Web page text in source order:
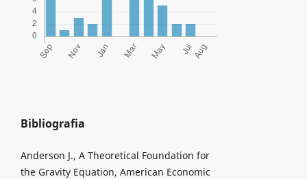
Bibliografia
Anderson J., A Theoretical Foundation for
the Gravity Equation, American Economic